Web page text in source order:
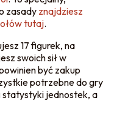
zasady znajdziesz
tutaj.
17 figurek, na
swoich sił w
być zakup
potrzebne do gry
jednostek, a